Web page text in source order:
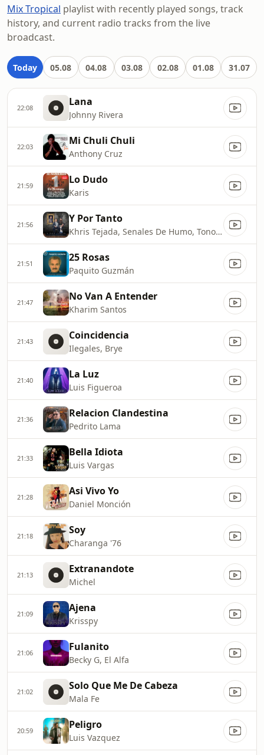
Mix Tropical playlist with recently played songs, track
history, and current radio tracks from the live
broadcast.
Today 05.08 04.08 03.08 02.08 01.08 31.07
22:08 Lana
Johnny Rivera
22:03 Mi Chuli Chuli
Anthony Cruz
21:59 Lo Dudo
Karis
21:56 Y Por Tanto
Khris Tejada, Senales De Humo, Tono Rosario
21:51 25 Rosas
Paquito Guzmán
21:47 No Van A Entender
Kharim Santos
21:43 Coincidencia
Ilegales, Brye
21:40 La Luz
Luis Figueroa
21:36 Relacion Clandestina
Pedrito Lama
21:33 Bella Idiota
Luis Vargas
21:28 Asi Vivo Yo
Daniel Monción
21:18 Soy
Charanga '76
21:13 Extranandote
Michel
21:09 Ajena
Krisspy
21:06 Fulanito
Becky G, El Alfa
21:02 Solo Que Me De Cabeza
Mala Fe
20:59 Peligro
Luis Vazquez